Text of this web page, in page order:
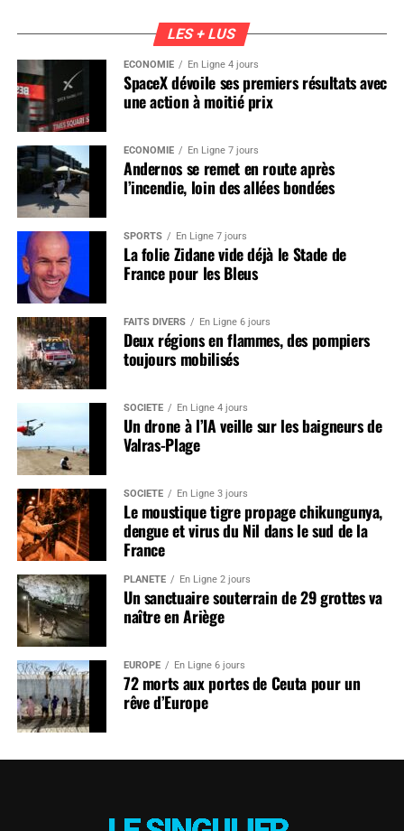
LES + LUS
ÉCONOMIE En Ligne 4 jours
SpaceX dévoile ses premiers résultats avec
une action à moitié prix
ÉCONOMIE En Ligne 7 jours
Andernos se remet en route après
l’incendie, loin des allées bondées
SPORTS En Ligne 7 jours
La folie Zidane vide déjà le Stade de
France pour les Bleus
FAITS DIVERS En Ligne 6 jours
Deux régions en flammes, des pompiers
toujours mobilisés
SOCIÉTÉ En Ligne 4 jours
Un drone à l’IA veille sur les baigneurs de
Valras-Plage
SOCIÉTÉ En Ligne 3 jours
Le moustique tigre propage chikungunya,
dengue et virus du Nil dans le sud de la
France
PLANÈTE En Ligne 2 jours
Un sanctuaire souterrain de 29 grottes va
naître en Ariège
EUROPE En Ligne 6 jours
72 morts aux portes de Ceuta pour un
rêve d’Europe